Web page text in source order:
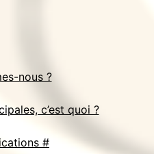
nous ?
c’est quoi ?
#